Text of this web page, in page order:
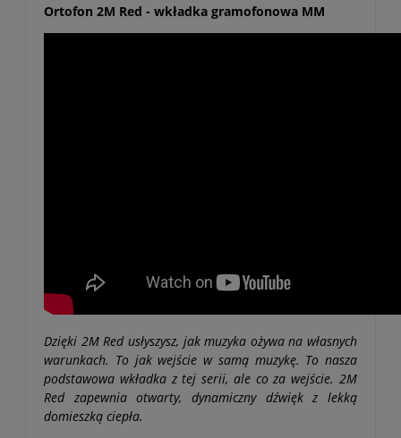
Ortofon 2M Red - wkładka gramofonowa MM
Dzięki 2M Red usłyszysz, jak muzyka ożywa na własnych
warunkach. To jak wejście w samą muzykę. To nasza
podstawowa wkładka z tej serii, ale co za wejście. 2M
Red zapewnia otwarty, dynamiczny dźwięk z lekką
domieszką ciepła.